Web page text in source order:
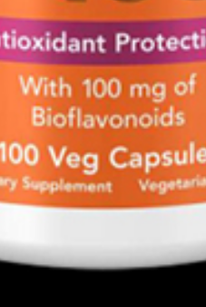
την έρευνα πίσω από τα
ωμέγα-3 είναι η
ότι τα DHA και EPA
πίεσης, της χοληστερόλης/
χρησιμοποιούνται ως